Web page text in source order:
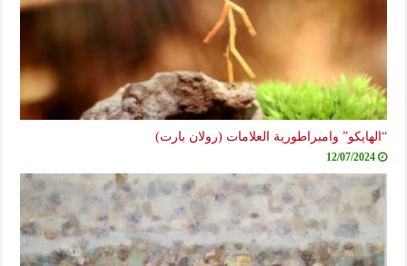
“الهايكو” وامبراطورية العلامات (رولان بارت)
12/07/2024